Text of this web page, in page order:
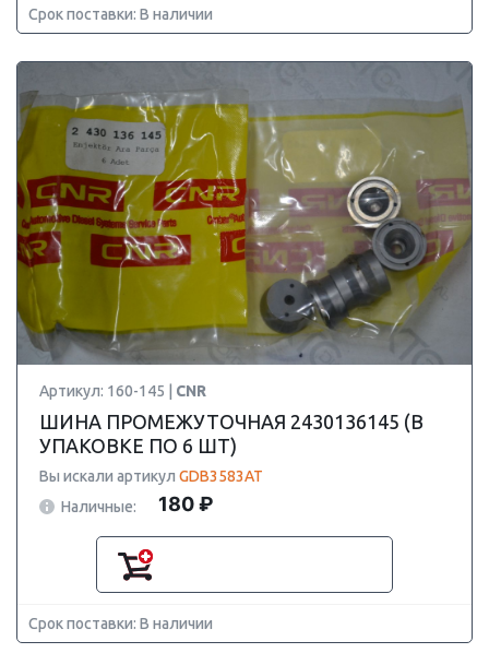
Срок поставки: В наличии
Артикул: 160-145 | CNR
ШИНА ПРОМЕЖУТОЧНАЯ 2430136145 (В
УПАКОВКЕ ПО 6 ШТ)
Вы искали артикул GDB3583AT
Наличные:
180 ₽
Срок поставки: В наличии